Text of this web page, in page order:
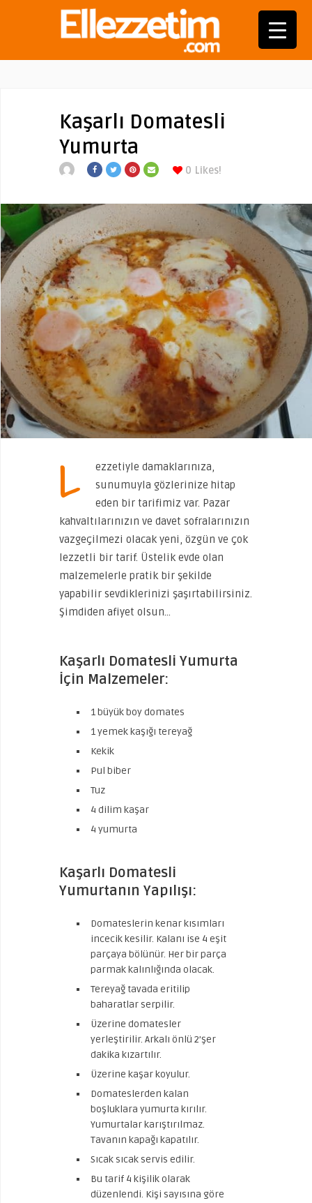
Kaşarlı Domatesli
Yumurta
0 Likes!
L
ezzetiyle damaklarınıza,
sunumuyla gözlerinize hitap
eden bir tarifimiz var. Pazar
kahvaltılarınızın ve davet sofralarınızın
vazgeçilmezi olacak yeni, özgün ve çok
lezzetli bir tarif. Üstelik evde olan
malzemelerle pratik bir şekilde
yapabilir sevdiklerinizi şaşırtabilirsiniz.
Şimdiden afiyet olsun…
Kaşarlı Domatesli Yumurta
İçin Malzemeler:
1 büyük boy domates
1 yemek kaşığı tereyağ
Kekik
Pul biber
Tuz
4 dilim kaşar
4 yumurta
Kaşarlı Domatesli
Yumurtanın Yapılışı:
Domateslerin kenar kısımları
incecik kesilir. Kalanı ise 4 eşit
parçaya bölünür. Her bir parça
parmak kalınlığında olacak.
Tereyağ tavada eritilip
baharatlar serpilir.
Üzerine domatesler
yerleştirilir. Arkalı önlü 2’şer
dakika kızartılır.
Üzerine kaşar koyulur.
Domateslerden kalan
boşluklara yumurta kırılır.
Yumurtalar karıştırılmaz.
Tavanın kapağı kapatılır.
Sıcak sıcak servis edilir.
Bu tarif 4 kişilik olarak
düzenlendi. Kişi sayısına göre